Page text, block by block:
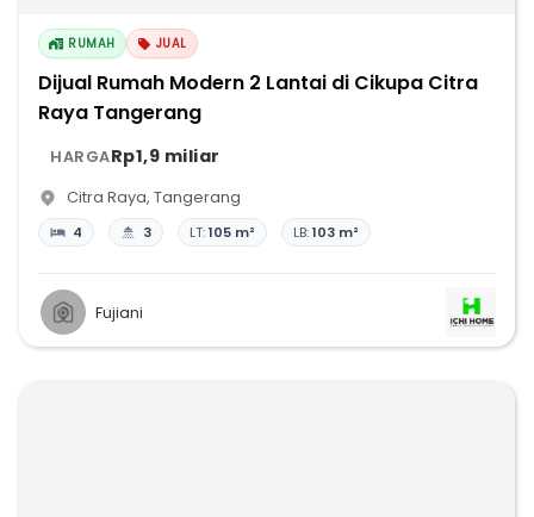
RUMAH JUAL
Dijual Rumah Modern 2 Lantai di Cikupa Citra
Raya Tangerang
HARGARp1,9 miliar
Citra Raya, Tangerang
4 3 LT:105 m² LB:103 m²
Fujiani